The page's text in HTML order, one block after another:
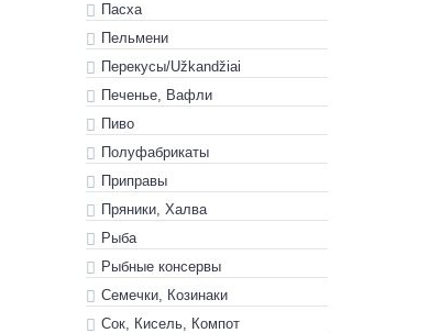
Пасха
Пельмени
Перекусы/Užkandžiai
Печенье, Вафли
Пиво
Полуфабрикаты
Приправы
Пряники, Халва
Рыба
Рыбные консервы
Семечки, Козинаки
Сок, Кисель, Компот